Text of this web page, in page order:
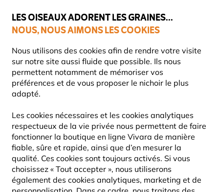
LES OISEAUX ADORENT LES GRAINES...
NOUS, NOUS AIMONS LES COOKIES
Nous utilisons des cookies afin de rendre votre visite
sur notre site aussi fluide que possible. Ils nous
permettent notamment de mémoriser vos
préférences et de vous proposer le nichoir le plus
adapté.
Les cookies nécessaires et les cookies analytiques
respectueux de la vie privée nous permettent de faire
fonctionner la boutique en ligne Vivara de manière
fiable, sûre et rapide, ainsi que d’en mesurer la
qualité. Ces cookies sont toujours activés. Si vous
choisissez « Tout accepter », nous utiliserons
également des cookies analytiques, marketing et de
catégories.
Livraison express gratuite dès 59 €
Nourriture Pour Oiseaux
VERS DE FARINE ET INSECTES
Les vers de farine sont une excellente source de
nutrition pour les oiseaux de jardin, offrant une teneur
élevée en protéinesquiLire La Suite
Produits